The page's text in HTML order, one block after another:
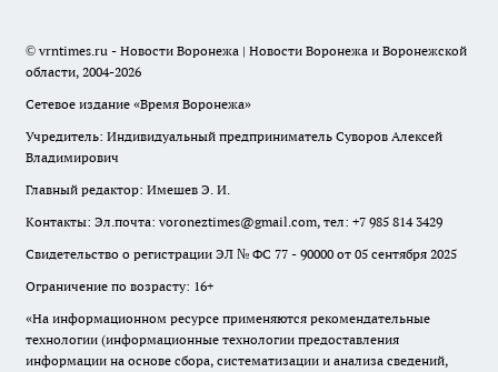
© vrntimes.ru - Новости Воронежа | Новости Воронежа и Воронежской
области, 2004-2026
Сетевое издание «Время Воронежа»
Учредитель: Индивидуальный предприниматель Суворов Алексей
Владимирович
Главный редактор: Имешев Э. И.
Контакты: Эл.почта: voroneztimes@gmail.com, тел: +7 985 814 3429
Свидетельство о регистрации ЭЛ № ФС 77 - 90000 от 05 сентября 2025
Ограничение по возрасту: 16+
«На информационном ресурсе применяются рекомендательные
технологии (информационные технологии предоставления
информации на основе сбора, систематизации и анализа сведений,